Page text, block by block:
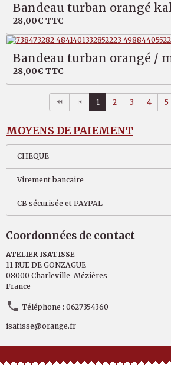
Bandeau turban orangé
28,00€ TTC
Bandeau turban orangé /
28,00€ TTC
1 2 3 4 5
MOYENS DE PAIEMENT
CHEQUE
Virement bancaire
CB sécurisée et PAYPAL
Coordonnées de contact
ATELIER ISATISSE
11 RUE DE GONZAGUE
08000 Charleville-Mézières
France
Téléphone : 0627354360
isatisse@orange.fr